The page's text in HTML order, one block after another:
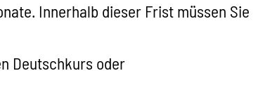
Innerhalb dieser Frist müssen Sie
Deutschkurs oder